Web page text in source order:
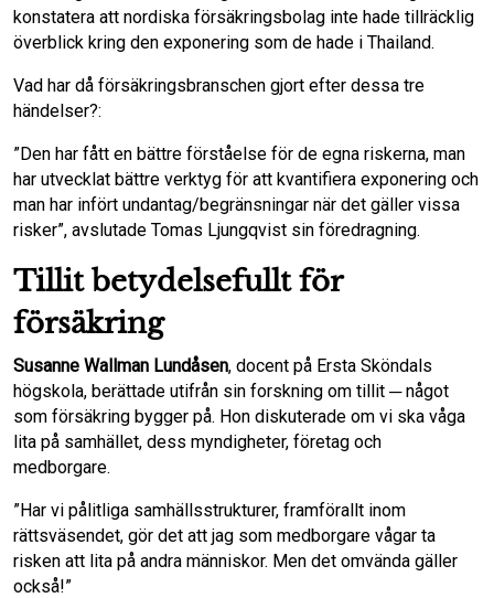
konstatera att nordiska försäkringsbolag inte hade tillräcklig
överblick kring den exponering som de hade i Thailand.
Vad har då försäkringsbranschen gjort efter dessa tre
händelser?:
”Den har fått en bättre förståelse för de egna riskerna, man
har utvecklat bättre verktyg för att kvantifiera exponering och
man har infört undantag/begränsningar när det gäller vissa
risker”, avslutade Tomas Ljungqvist sin föredragning.
Tillit betydelsefullt för
försäkring
Susanne Wallman Lundåsen, docent på Ersta Sköndals
högskola, berättade utifrån sin forskning om tillit ─ något
som försäkring bygger på. Hon diskuterade om vi ska våga
lita på samhället, dess myndigheter, företag och
medborgare.
”Har vi pålitliga samhällsstrukturer, framförallt inom
rättsväsendet, gör det att jag som medborgare vågar ta
risken att lita på andra människor. Men det omvända gäller
också!”